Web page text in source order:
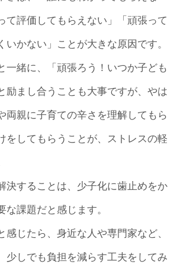
て評価してもらえない」「頑張って
いかない」ことが大きな原因です。
一緒に、「頑張ろう！いつか子ども
励まし合うことも大事ですが、やは
両親に子育ての辛さを理解してもら
をしてもらうことが、ストレスの軽
決することは、少子化に歯止めをか
な課題だと感じます。
感じたら、身近な人や専門家など、
少しでも負担を減らす工夫をしてみ